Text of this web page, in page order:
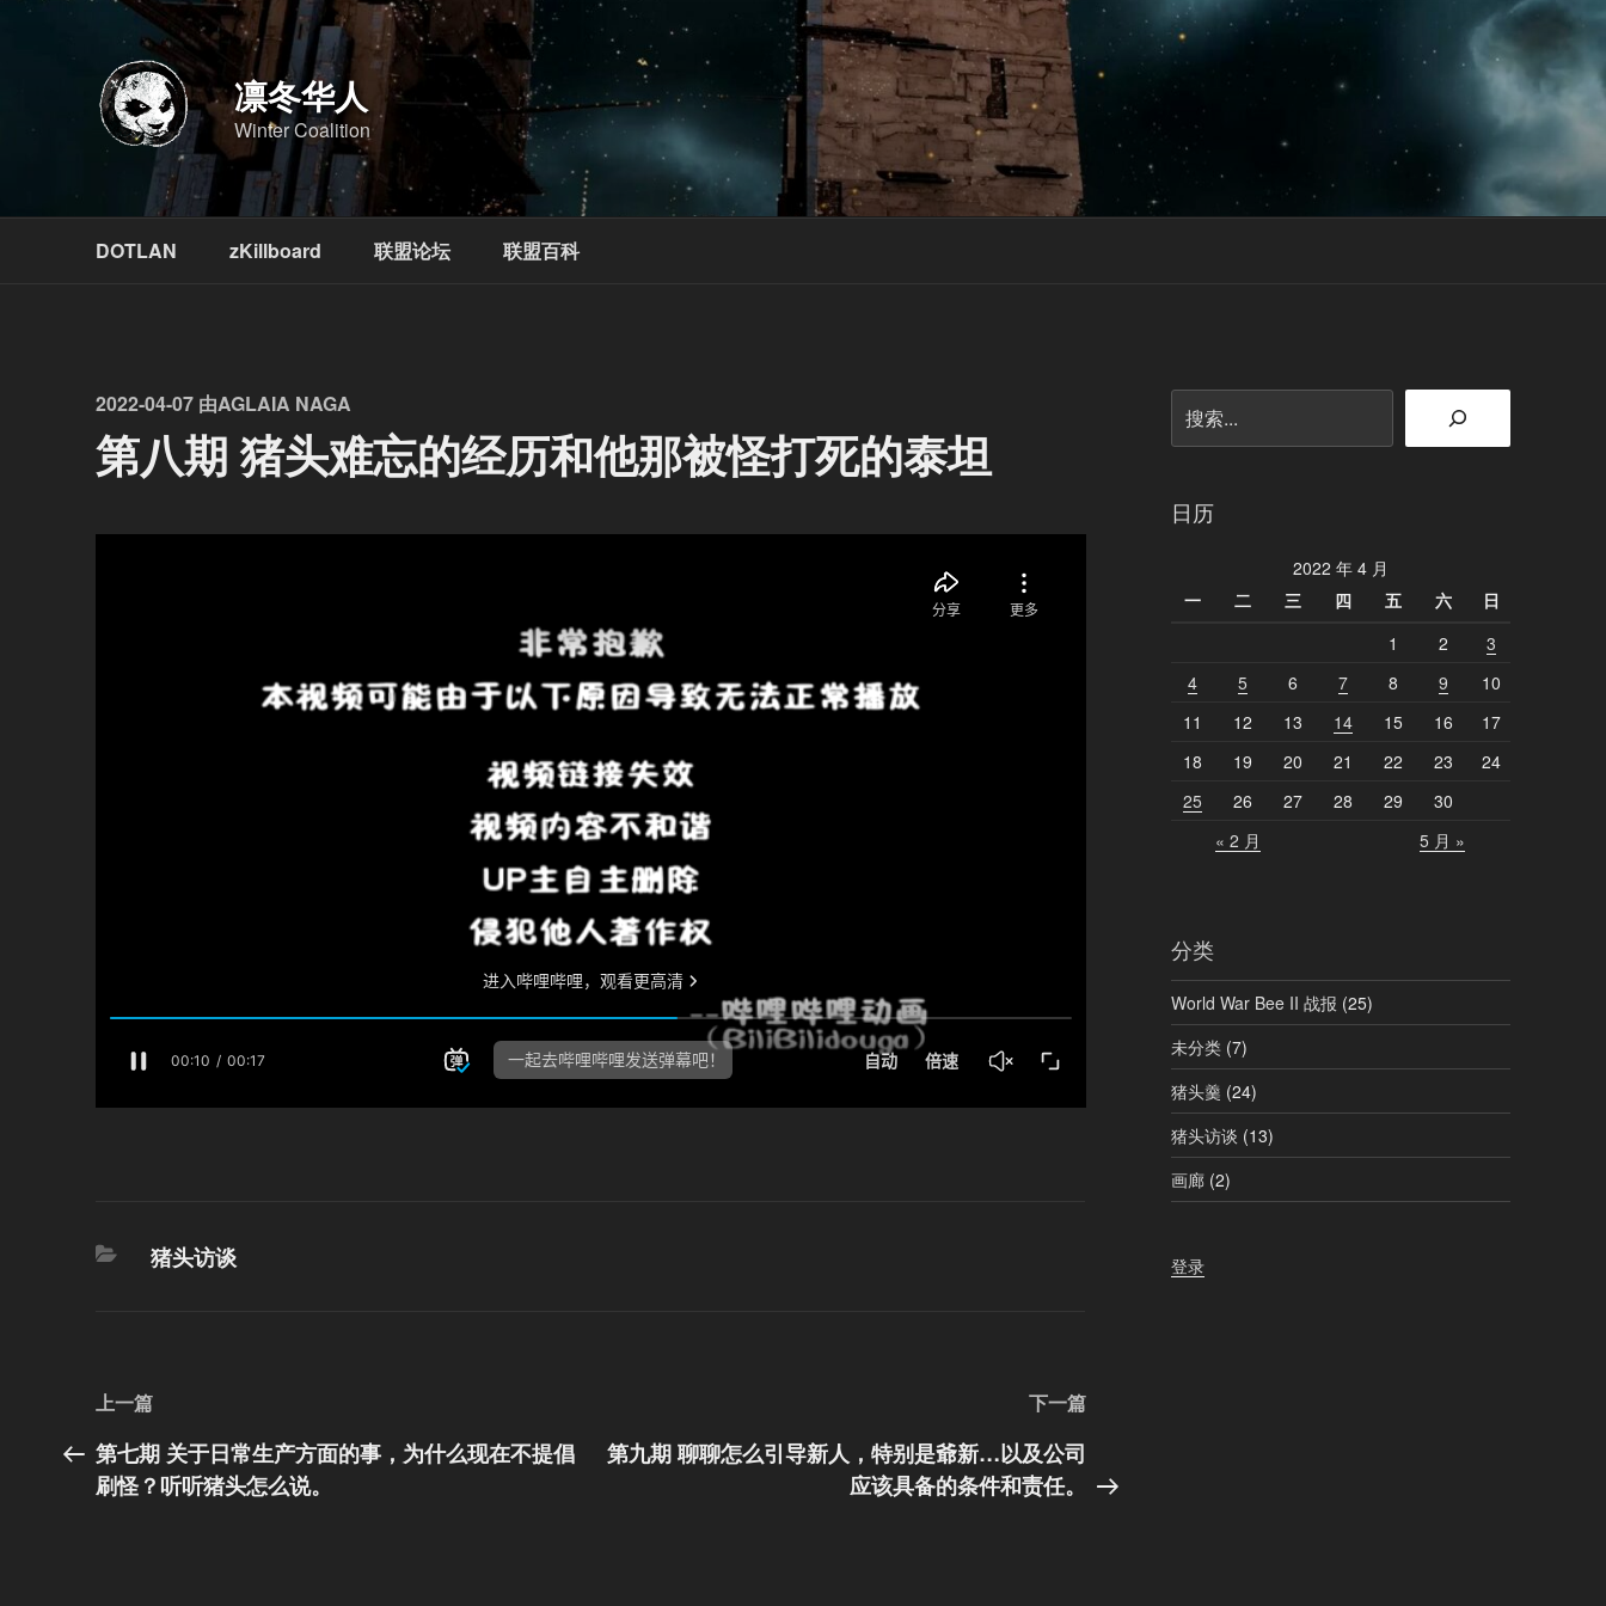
凛冬华人
Winter Coalition
DOTLAN zKillboard 联盟论坛 联盟百科
发
布
于
2022-04-07 由AGLAIA NAGA
第八期 猪头难忘的经历和他那被怪打死的泰坦
分
猪头访谈
文
章
导
上
篇
文
上一篇
第七期 关于日常生产方面的事，为什么现在不提倡
刷怪？听听猪头怎么说。
下
文
下一篇
第九期 聊聊怎么引导新人，特别是爺新…以及公司
应该具备的条件和责任。
索
日历
2022 年 4 月
一
二 三 四 五 六
日
1
2
3
4
5 6 7 8 9
10
11
12 13 14 15 16
17
18
19 20 21 22 23
24
25
26 27 28 29
30
« 2 月
5 月 »
分类
World War Bee II 战报 (25)
未分类(7)
猪头羹 (24)
猪头访谈 (13)
画廊(2)
登录